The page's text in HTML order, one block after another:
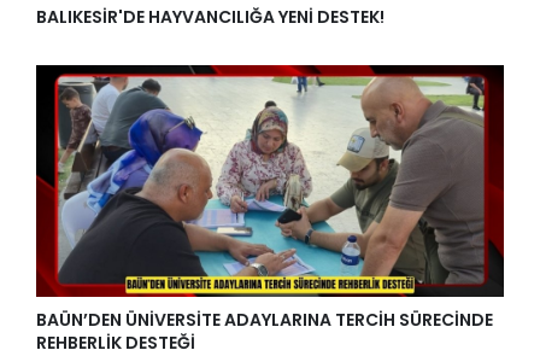
BALIKESİR'DE HAYVANCILIĞA YENİ DESTEK!
BAÜN’DEN ÜNİVERSİTE ADAYLARINA TERCİH SÜRECİNDE
REHBERLİK DESTEĞİ